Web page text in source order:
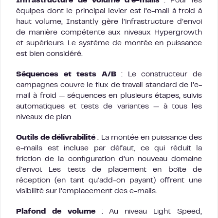
équipes dont le principal levier est l’e-mail à froid à
haut volume, Instantly gère l’infrastructure d’envoi
de manière compétente aux niveaux Hypergrowth
et supérieurs. Le système de montée en puissance
est bien considéré.
Séquences et tests A/B: Le constructeur de
campagnes couvre le flux de travail standard de l’e-
mail à froid — séquences en plusieurs étapes, suivis
automatiques et tests de variantes — à tous les
niveaux de plan.
Outils de délivrabilité : La montée en puissance des
e-mails est incluse par défaut, ce qui réduit la
friction de la configuration d’un nouveau domaine
d’envoi. Les tests de placement en boîte de
réception (en tant qu’add-on payant) offrent une
visibilité sur l’emplacement des e-mails.
Plafond de volume: Au niveau Light Speed,